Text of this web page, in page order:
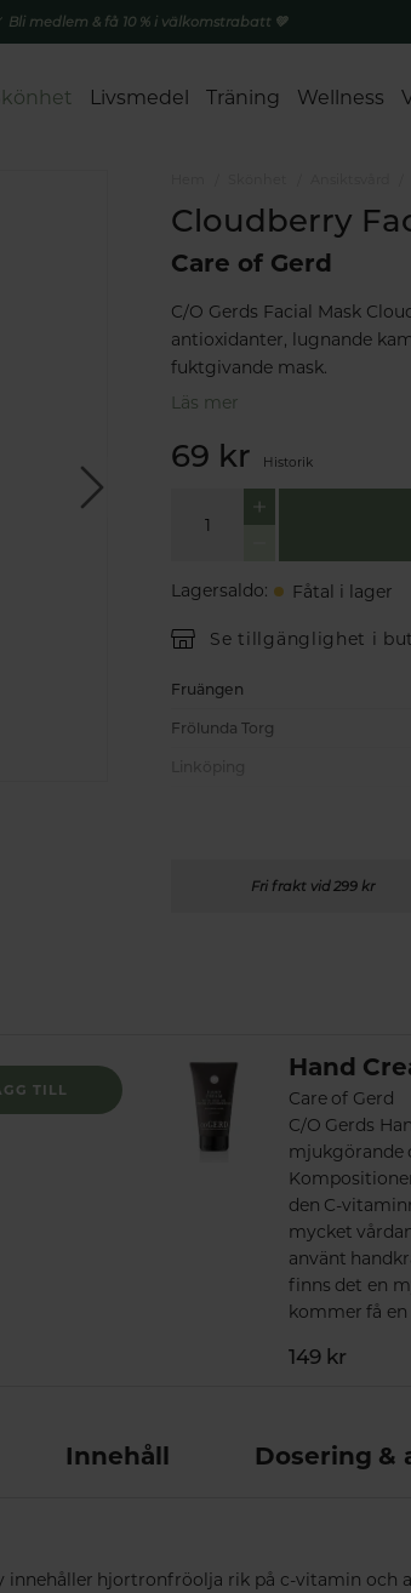
Bli medlem & få 10 % i välkomstrabatt 💚
Livsmedel Träning Wellness
Cloudberry
Care of Gerd
C/O Gerds Facial Mask
antioxidanter, lugnande
fuktgivande mask.
Läs mer
69 kr Historik
Lagersaldo: Fåtal i lager
Se tillgänglighet i
Fruängen
Frölunda Torg
Fri frakt vid 299 kr
TILL
Hand
Care of Gerd
C/O Gerds
mjukgörande
den C-
mycket
använt
finns det en
kommer få
149 kr
Innehåll Dosering &
innehåller hjortronfröolja rik på c-vitamin och